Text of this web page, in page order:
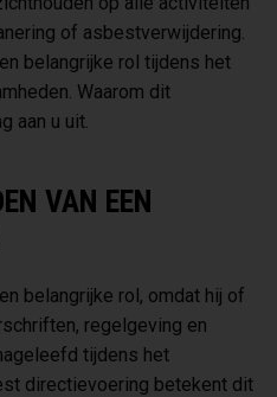
of asbestverwijdering.
belangrijke rol tijdens het
Waarom dit
aan u uit.
VAN EEN
belangrijke rol, omdat hij of
regelgeving en
tijdens het
directievoering betekent dit